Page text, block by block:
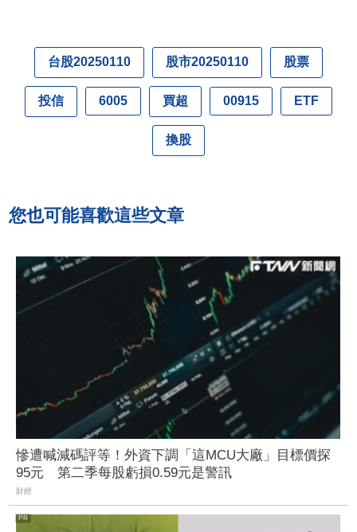
台股20250110 股市20250110 股票
投信 6005 買超 00915 ETF
換股
您也可能喜歡這些文章
慘遭喊減碼評等！外資下調「這MCU大廠」目標價探
95元 第二季每股虧損0.59元是警訊
財經